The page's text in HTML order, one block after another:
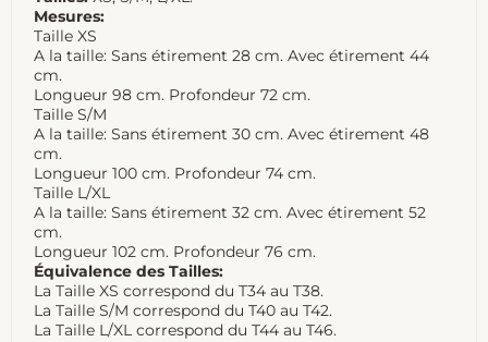
Mesures:
Taille XS
A la taille: Sans étirement 28 cm. Avec étirement 44
cm.
Longueur 98 cm. Profondeur 72 cm.
Taille S/M
A la taille: Sans étirement 30 cm. Avec étirement 48
cm.
Longueur 100 cm. Profondeur 74 cm.
Taille L/XL
A la taille: Sans étirement 32 cm. Avec étirement 52
cm.
Longueur 102 cm. Profondeur 76 cm.
Équivalence des Tailles:
La Taille XS correspond du T34 au T38.
La Taille S/M correspond du T40 au T42.
La Taille L/XL correspond du T44 au T46.